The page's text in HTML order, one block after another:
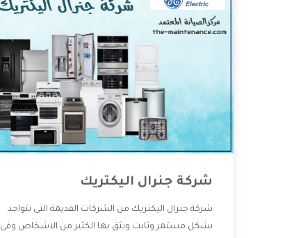
شركة جنرال اليكتريك
شركة جنرال اليكتريك من الشركات القديمة التى تتواجد
بشكل مستمر وثابت ويثق بها الكثير من الاشخاص وفى